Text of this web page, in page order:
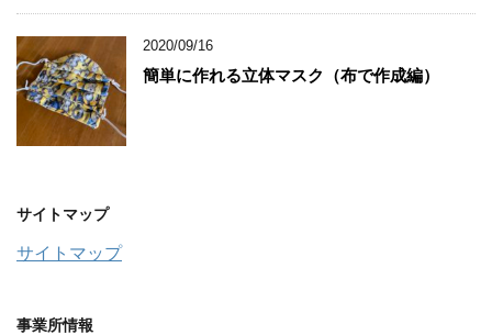
2020/09/16
簡単に作れる立体マスク（布で作成編）
サイトマップ
サイトマップ
事業所情報